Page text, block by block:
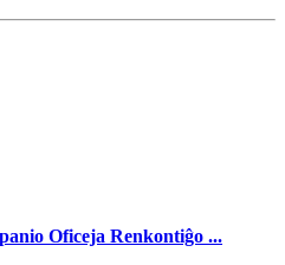
Oficeja Renkontiĝo ...